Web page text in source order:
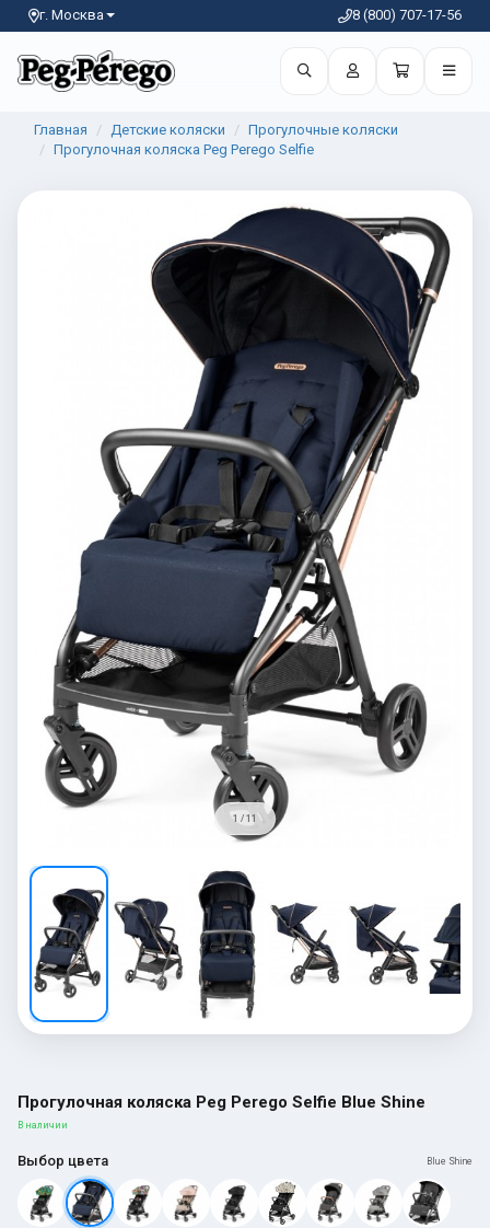
г. Москва 8 (800) 707-17-56
Главная Детские коляски
Прогулочные коляски
Прогулочная коляска Peg Perego Selfie
1 / 11
Прогулочная коляска Peg Perego Selfie Blue Shine
В наличии
Выбор цвета Blue Shine